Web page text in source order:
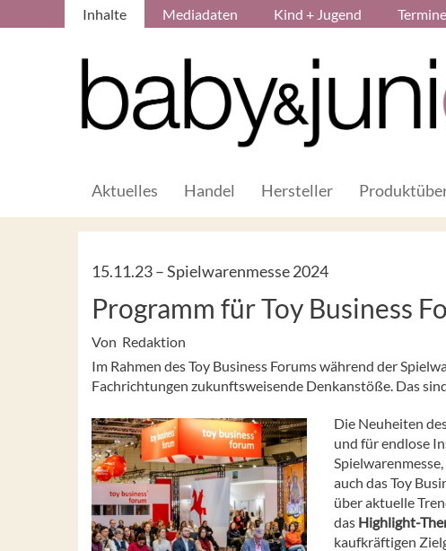
Inhalte Mediadaten Kind + Jugend Termine
Aktuelles Handel Hersteller
15.11.23 –Spielwarenmesse 2024
Programm für Toy Business
Von Redaktion
Im Rahmen des Toy Business Forums während der
Fachrichtungen zukunftsweisende Denkanstöße. Das
Die Neuheiten
und für endlose
auch das Toy
über aktuelle
das Highlight-
kaufkräftigen